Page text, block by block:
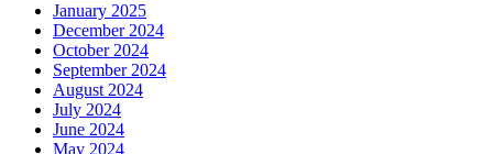
January 2025
December 2024
October 2024
September 2024
August 2024
July 2024
June 2024
May 2024